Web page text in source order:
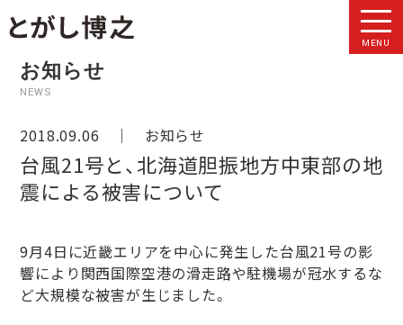
MENU
お知らせ
NEWS
2018.09.06 ｜ お知らせ
台風21号と、北海道胆振地方中東部の地
震による被害について
9月4日に近畿エリアを中心に発生した台風21号の影
響により関西国際空港の滑走路や駐機場が冠水するな
ど大規模な被害が生じました。